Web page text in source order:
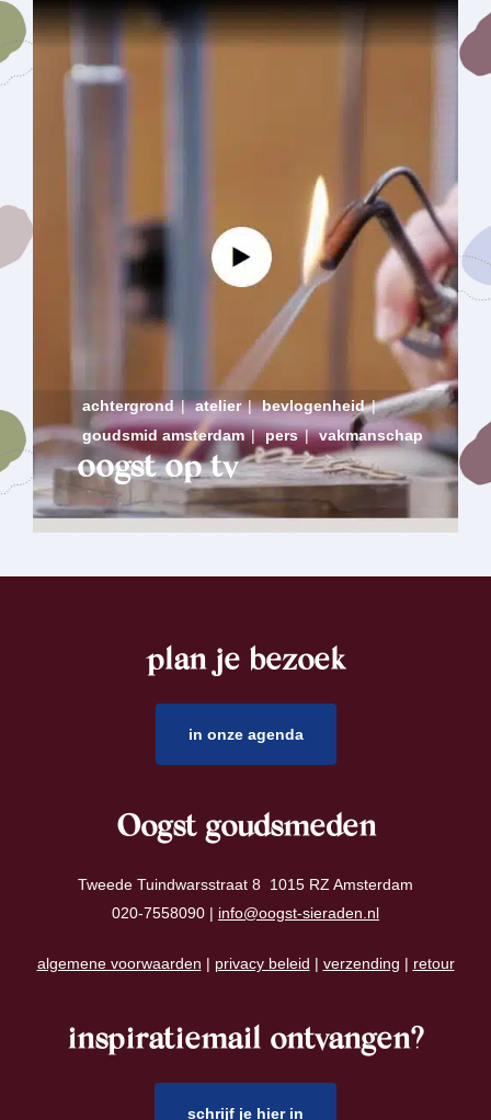
achtergrond | atelier | bevlogenheid |
goudsmid amsterdam | pers | vakmanschap
oogst op tv
plan je bezoek
in onze agenda
Oogst goudsmeden
Tweede Tuindwarsstraat 8 1015 RZ Amsterdam
020-7558090 | info@oogst-sieraden.nl
algemene voorwaarden | privacy beleid | verzending | retour
inspiratiemail ontvangen?
schrijf je hier in